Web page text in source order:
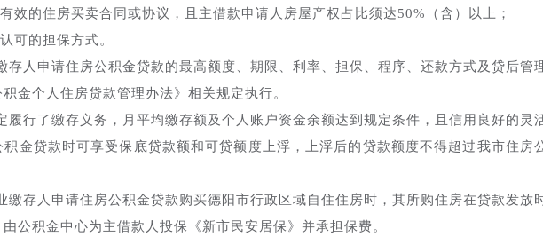
效的住房买卖合同或协议，且主借款申请人房屋产权占比须达50%（含）以上；
可的担保方式。
人申请住房公积金贷款的最高额度、期限、利率、担保、程序、还款方式及贷后管
金个人住房贷款管理办法》相关规定执行。
行了缴存义务，月平均缴存额及个人账户资金余额达到规定条件，且信用良好的灵
金贷款时可享受保底贷款额和可贷额度上浮，上浮后的贷款额度不得超过我市住房
存人申请住房公积金贷款购买德阳市行政区域自住住房时，其所购住房在贷款发放
公积金中心为主借款人投保《新市民安居保》并承担保费。